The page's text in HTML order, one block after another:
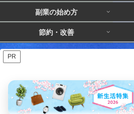
副業の始め方
節約・改善
PR